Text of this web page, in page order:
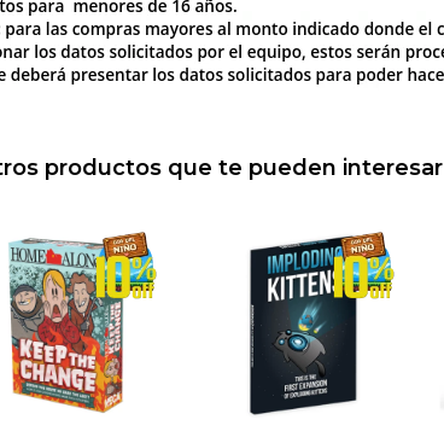
productos que te pueden interesar